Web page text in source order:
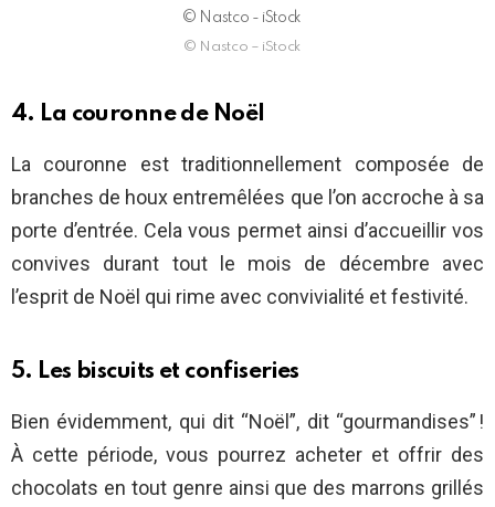
© Nastco - iStock
© Nastco – iStock
4. La couronne de Noël
La couronne est traditionnellement composée de
branches de houx entremêlées que l’on accroche à sa
porte d’entrée. Cela vous permet ainsi d’accueillir vos
convives durant tout le mois de décembre avec
l’esprit de Noël qui rime avec convivialité et festivité.
5. Les biscuits et confiseries
Bien évidemment, qui dit “Noël”, dit “gourmandises” !
À cette période, vous pourrez acheter et offrir des
chocolats en tout genre ainsi que des marrons grillés